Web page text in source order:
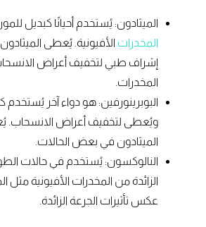
الميثادون: يُستخدم أحيانًا كبديل
المخدراتالأفيونية. يُعطى
إشراف طبي لتخفيف أعراض الانسحاب
المخدرات.
البوبرينورفين: هو دواء آخر يُستخدم
ويُعطى لتخفيف أعراض الانسحاب.
الميثادون في بعض الحالات.
النالوكسون: يُستخدم في حالات
الزائدة من المخدرات الأفيونية مثل
عكس تأثيرات الجرعة الزائدة.